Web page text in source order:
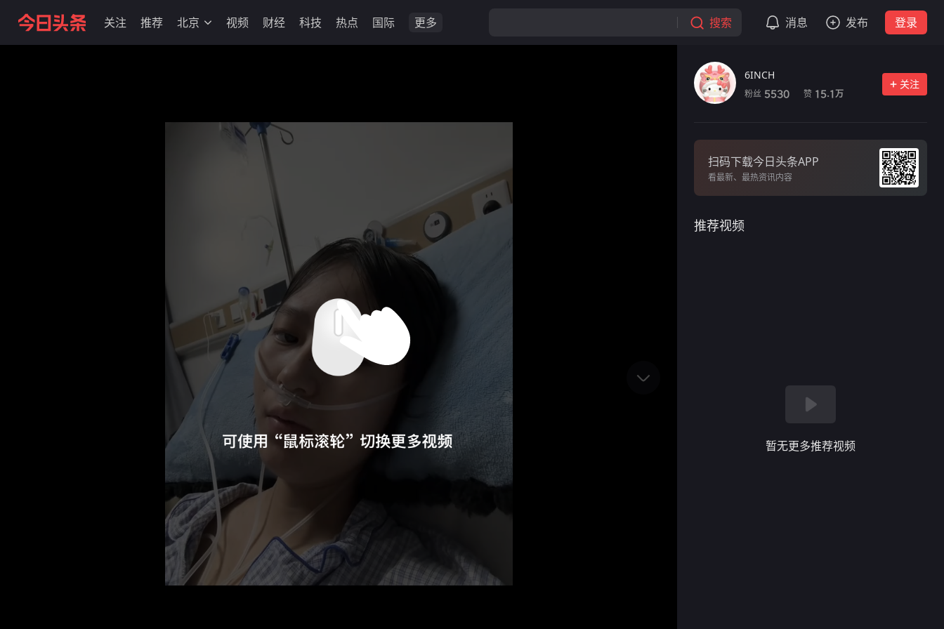
关注 推荐 北京 视频 财经 科技 热点 国际 更多 搜索 消息 发布 登录
6INCH
粉丝 5530 赞 15.1万
关注
扫码下载今日头条APP
看最新、最热资讯内容
推荐视频
暂无更多推荐视频